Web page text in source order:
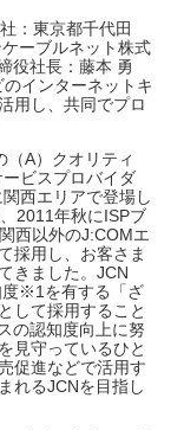
：東京都千代田
ーブルネット株式
役社長：藤本 勇
インターネットキ
用し、共同でプロ
（A）クオリティ
ービスプロバイダ
西エリアで登場し
2011年秋にISPブ
西以外のJ:COMエ
採用し、お客さま
きました。JCN
度※1を有する「ざ
して採用すること
の認知度向上に努
見守っているひと
促進などで活用す
れるJCNを目指し